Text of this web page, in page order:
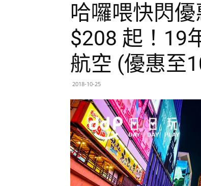
哈囉喂快閃
$208 起！19
航空 (優惠至
2018-10-25